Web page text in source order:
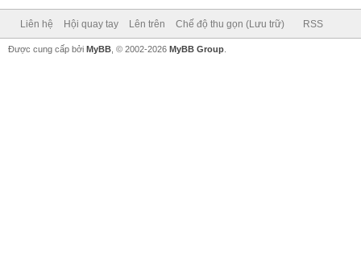
Liên hệ Hội quay tay Lên trên Chế độ thu gọn (Lưu trữ) RSS
Được cung cấp bởi MyBB , © 2002-2026 MyBB Group